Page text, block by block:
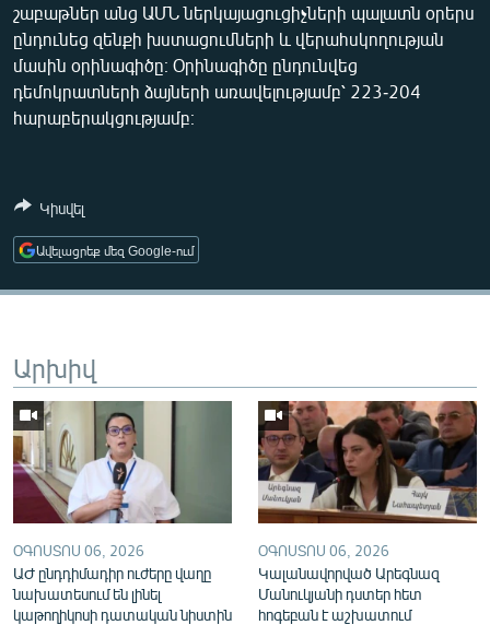
ԱՐԽԻՎ
ՏԵՍԱՆՅՈՒԹԵՐ
ԲԱՆԱՎԵՃ
Հայերեն
ՀԵՏԵՎԵՔ ՄԵԶ
«Ազատության» բոլոր կայքերը
Auto 240p 360p 480p
720p
480p
1080p
շաբաթներ անց ԱՄՆ ներկայացուցիչների պալատն օրերս
ընդունեց զենքի խստացումների և վերահսկողության
մասին օրինագիծը։ Օրինագիծը ընդունվեց
դեմոկրատների ձայների առավելությամբ՝ 223-204
հարաբերակցությամբ։
Կիսվել
Ավելացրեք մեզ Google-ում
Արխիվ
ՕԳՈՍՏՈՍ 06, 2026
ԱԺ ընդդիմադիր ուժերը վաղը
նախատեսում են լինել
կաթողիկոսի դատական նիստին
ՕԳՈՍՏՈՍ 06, 2026
Կալանավորված Արեգնազ
Մանուկյանի դստեր հետ
հոգեբան է աշխատում